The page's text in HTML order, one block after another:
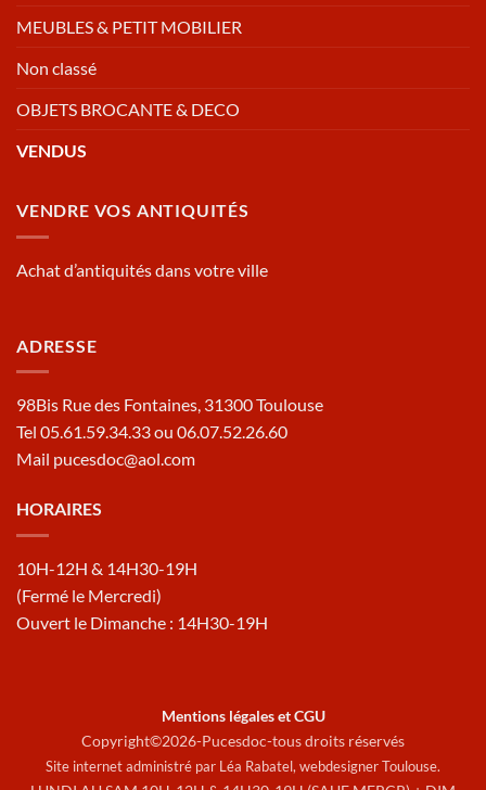
MEUBLES & PETIT MOBILIER
Non classé
OBJETS BROCANTE & DECO
VENDUS
VENDRE VOS ANTIQUITÉS
Achat d’antiquités dans votre ville
ADRESSE
98Bis Rue des Fontaines, 31300 Toulouse
Tel 05.61.59.34.33 ou 06.07.52.26.60
Mail pucesdoc@aol.com
HORAIRES
10H-12H & 14H30-19H
(Fermé le Mercredi)
Ouvert le Dimanche : 14H30-19H
Mentions légales et CGU
Copyright©2026-Pucesdoc-tous droits réservés
Site internet administré par Léa Rabatel, webdesigner Toulouse.